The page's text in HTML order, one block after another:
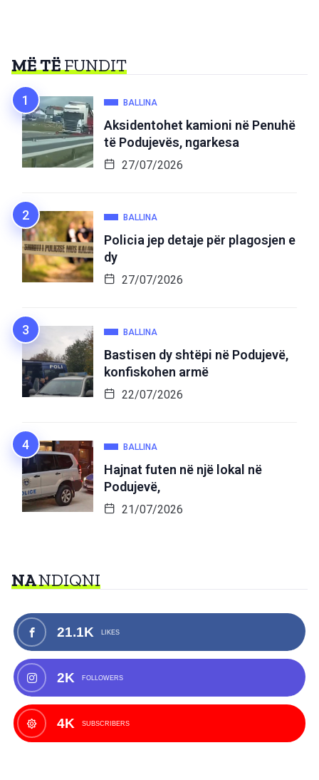
MË TËFUNDIT
BALLINA
Aksidentohet kamioni në Penuhë
të Podujevës, ngarkesa
27/07/2026
BALLINA
Policia jep detaje për plagosjen e
dy
27/07/2026
BALLINA
Bastisen dy shtëpi në Podujevë,
konfiskohen armë
22/07/2026
BALLINA
Hajnat futen në një lokal në
Podujevë,
21/07/2026
NANDIQNI
21.1K LIKES
2K FOLLOWERS
4K SUBSCRIBERS